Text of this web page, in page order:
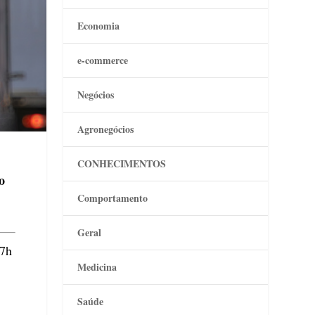
Economia
e-commerce
Negócios
Agronegócios
CONHECIMENTOS
Comportamento
Geral
Medicina
Saúde